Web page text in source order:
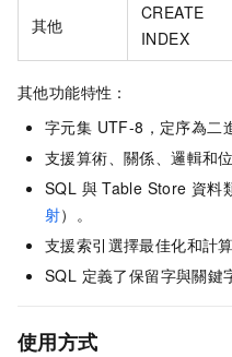
其他
CREATE
INDEX
其他功能特性：
字元集 UTF-8，定序為二
支援算術、關係、邏輯和
SQL 與 Table Store 資料
射）。
支援索引選擇最佳化和計
SQL 定義了保留字與關鍵
使用方式